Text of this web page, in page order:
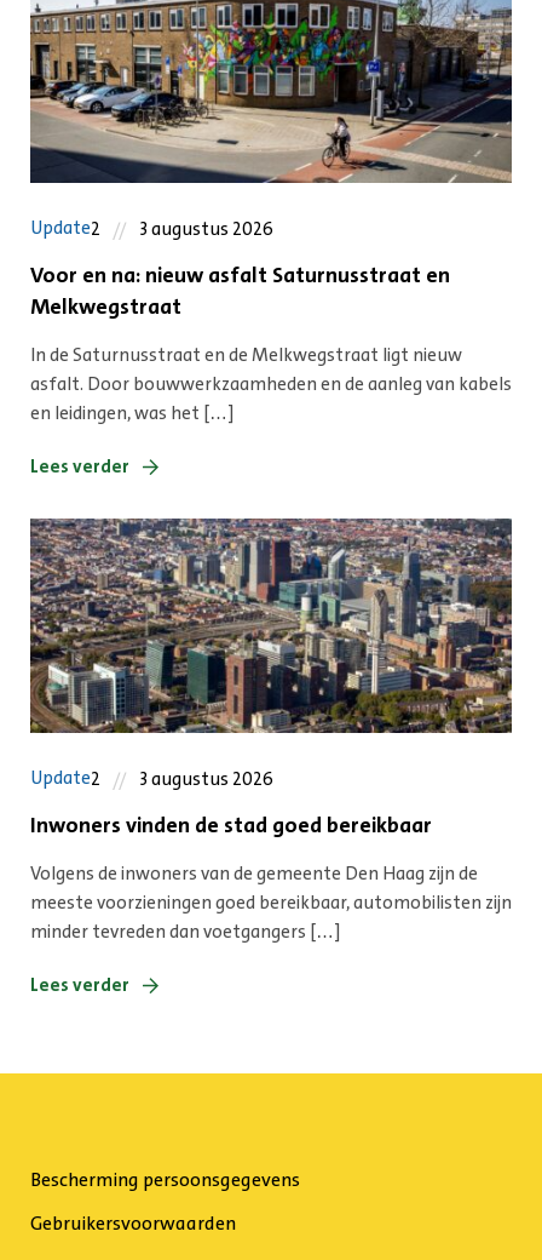
Update2 3 augustus 2026
Voor en na: nieuw asfalt Saturnusstraat en
Melkwegstraat
In de Saturnusstraat en de Melkwegstraat ligt nieuw
asfalt. Door bouwwerkzaamheden en de aanleg van kabels
en leidingen, was het […]
Lees verder
Update2 3 augustus 2026
Inwoners vinden de stad goed bereikbaar
Volgens de inwoners van de gemeente Den Haag zijn de
meeste voorzieningen goed bereikbaar, automobilisten zijn
minder tevreden dan voetgangers […]
Lees verder
Bescherming persoonsgegevens
Gebruikersvoorwaarden